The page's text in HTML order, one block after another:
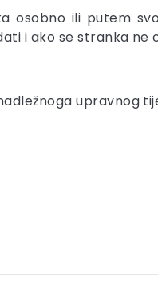
osobno ili putem
i ako se stranka ne
upravnog